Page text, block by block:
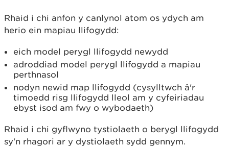
Rhaid i chi anfon y canlynol atom os ydych am
herio ein mapiau llifogydd:
eich model perygl llifogydd newydd
adroddiad model perygl llifogydd a mapiau
perthnasol
nodyn newid map llifogydd (cysylltwch â'r
timoedd risg llifogydd lleol am y cyfeiriadau
ebyst isod am fwy o wybodaeth)
Rhaid i chi gyflwyno tystiolaeth o berygl llifogydd
sy'n rhagori ar y dystiolaeth sydd gennym.